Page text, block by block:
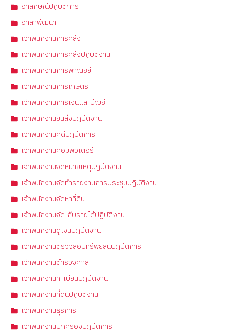
อาลักษณ์ปฏิบัติการ
อาสาพัฒนา
เจ้าพนักงานการคลัง
เจ้าพนักงานการคลังปฏิบัติงาน
เจ้าพนักงานการพาณิชย์
เจ้าพนักงานการเกษตร
เจ้าพนักงานการเงินและบัญชี
เจ้าพนักงานขนส่งปฏิบัติงาน
เจ้าพนักงานคดีปฏิบัติการ
เจ้าพนักงานคอมพิวเตอร์
เจ้าพนักงานจดหมายเหตุปฏิบัติงาน
เจ้าพนักงานจัดทำรายงานการประชุมปฏิบัติงาน
เจ้าพนักงานจัดหาที่ดิน
เจ้าพนักงานจัดเก็บรายได้ปฏิบัติงาน
เจ้าพนักงานดูเงินปฏิบัติงาน
เจ้าพนักงานตรวจสอบทรัพย์สินปฏิบัติการ
เจ้าพนักงานตำรวจศาล
เจ้าพนักงานทะเบียนปฏิบัติงาน
เจ้าพนักงานที่ดินปฏิบัติงาน
เจ้าพนักงานธุรการ
เจ้าพนักงานปกครองปฏิบัติการ